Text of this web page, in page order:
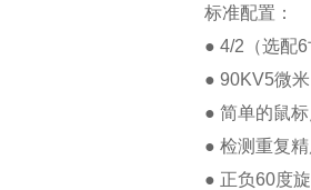
标准配置：
● 4/2（选配
● 90KV5微
● 简单的鼠
● 检测重复
● 正负60度